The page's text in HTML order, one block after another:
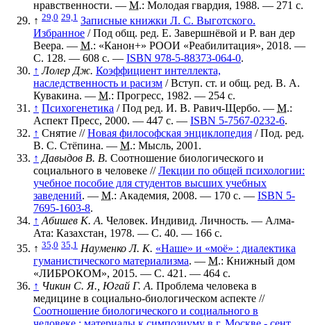
нравственности. — М.: Молодая гвардия, 1988. — 271 с.
↑ 29,0 29,1 Записные книжки Л. С. Выготского.
Избранное / Под общ. ред. Е. Завершнёвой и Р. ван дер
Веера. — М.: «Канон+» РООИ «Реабилитация», 2018. —
С. 128. — 608 с. — ISBN 978-5-88373-064-0.
↑ Лолер Дж. Коэффициент интеллекта,
наследственность и расизм / Вступ. ст. и общ. ред. В. А.
Кувакина. — М.: Прогресс, 1982. — 254 с.
↑ Психогенетика / Под ред. И. В. Равич-Щербо. — М.:
Аспект Пресс, 2000. — 447 с. — ISBN 5-7567-0232-6.
↑ Снятие //Новая философская энциклопедия / Под. ред.
В. С. Стёпина. — М.: Мысль, 2001.
↑ Давыдов В. В. Соотношение биологического и
социального в человеке //Лекции по общей психологии:
учебное пособие для студентов высших учебных
заведений. — М.: Академия, 2008. — 170 с. — ISBN 5-
7695-1603-8.
↑ Абишев К. А. Человек. Индивид. Личность. — Алма-
Ата: Казахстан, 1978. — С. 40. — 166 с.
↑ 35,0 35,1 Науменко Л. К. «Наше» и «моё» : диалектика
гуманистического материализма. — М.: Книжный дом
«ЛИБРОКОМ», 2015. — С. 421. — 464 с.
↑ Чикин С. Я., Югай Г. А. Проблема человека в
медицине в социально-биологическом аспекте //
Соотношение биологического и социального в